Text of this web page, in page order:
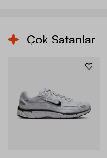
Çok Satanlar